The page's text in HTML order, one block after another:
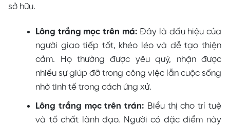
sở hữu.
Lông trắng mọc trên má: Đây là dấu hiệu của
người giao tiếp tốt, khéo léo và dễ tạo thiện
cảm. Họ thường được yêu quý, nhận được
nhiều sự giúp đỡ trong công việc lẫn cuộc sống
nhờ tinh tế trong cách ứng xử.
Lông trắng mọc trên trán: Biểu thị cho trí tuệ
và tố chất lãnh đạo. Người có đặc điểm này